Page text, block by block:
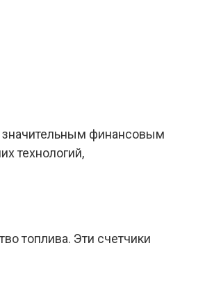
значительным финансовым
технологий,
топлива. Эти счетчики